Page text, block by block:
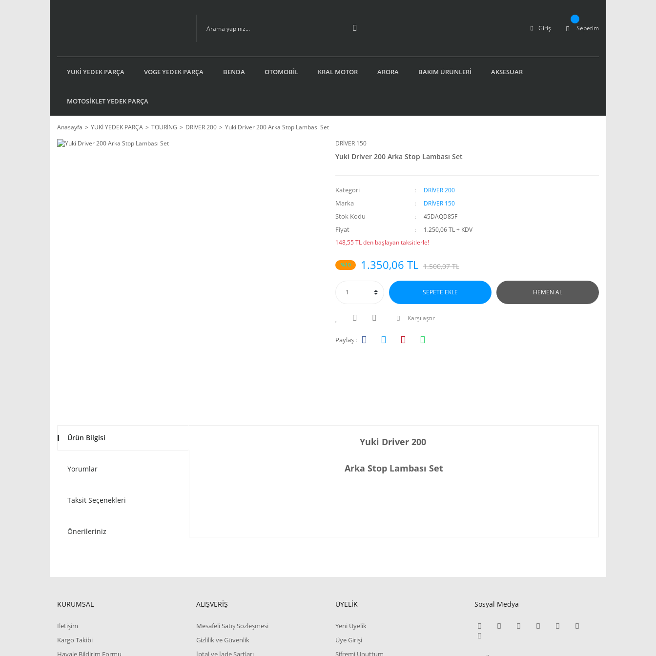
Giriş Sepetim
YUKİ YEDEK PARÇA VOGE YEDEK PARÇA BENDA OTOMOBİL KRAL MOTOR ARORA BAKIM ÜRÜNLERİ AKSESUAR
MOTOSİKLET YEDEK PARÇA
Anasayfa YUKİ YEDEK PARÇA TOURİNG DRİVER 200
Yuki Driver 200 Arka Stop Lambası Set
DRİVER 150
Yuki Driver 200 Arka Stop Lambası Set
Kategori DRİVER 200
Marka DRİVER 150
Stok Kodu 45DAQD85F
Fiyat
1.250,06 TL + KDV
148,55 TL den başlayan taksitlerle!
%10 1.350,06 TL 1.500,07 TL
SEPETE EKLE HEMEN AL
Karşılaştır
Paylaş :
Ürün Bilgisi
Yorumlar
Taksit Seçenekleri
Önerileriniz
Yuki Driver 200
Arka Stop Lambası Set
KURUMSAL
İletişim
Kargo Takibi
Havale Bildirim Formu
ALIŞVERİŞ
Mesafeli Satış Sözleşmesi
Gizlilik ve Güvenlik
İptal ve İade Şartları
ÜYELİK
Yeni Üyelik
Üye Girişi
Şifremi Unuttum
Sosyal Medya